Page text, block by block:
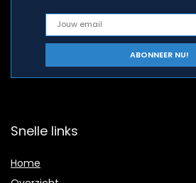
Snelle links
Home